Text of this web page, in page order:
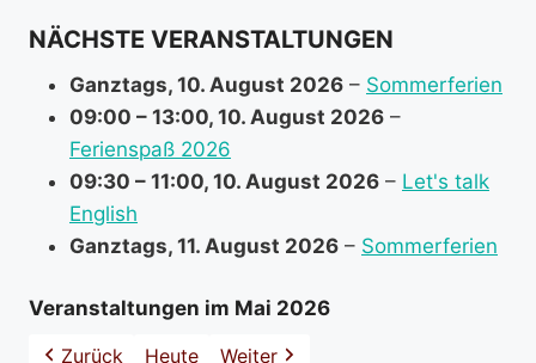
o
a
NÄCHSTE VERANSTALTUNGEN
Ganztags, 10. August 2026 – Sommerferien
09:00 – 13:00, 10. August 2026 –
Ferienspaß 2026
09:30 – 11:00, 10. August 2026 – Let's talk
English
Ganztags, 11. August 2026 – Sommerferien
Veranstaltungen im Mai 2026
Zurück
Heute Weiter